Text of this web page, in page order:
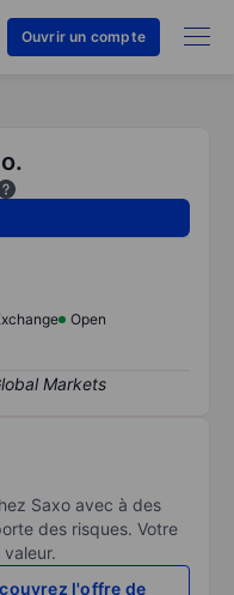
Ouvrir un compte
Open
Saxo avec à des
des risques. Votre
l'offre de